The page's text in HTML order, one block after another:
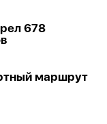
678
маршрут